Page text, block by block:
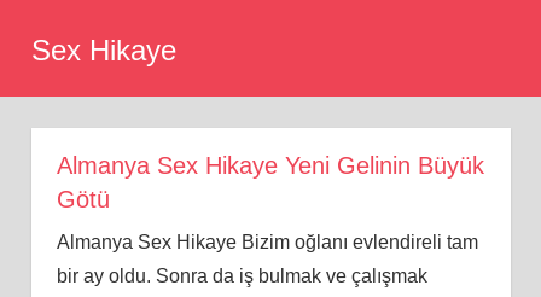
Sex Hikaye
Almanya Sex Hikaye Yeni Gelinin Büyük
Götü
Almanya Sex Hikaye Bizim oğlanı evlendireli tam
bir ay oldu. Sonra da iş bulmak ve çalışmak